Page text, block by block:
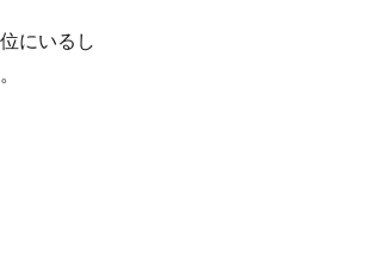
にいるし